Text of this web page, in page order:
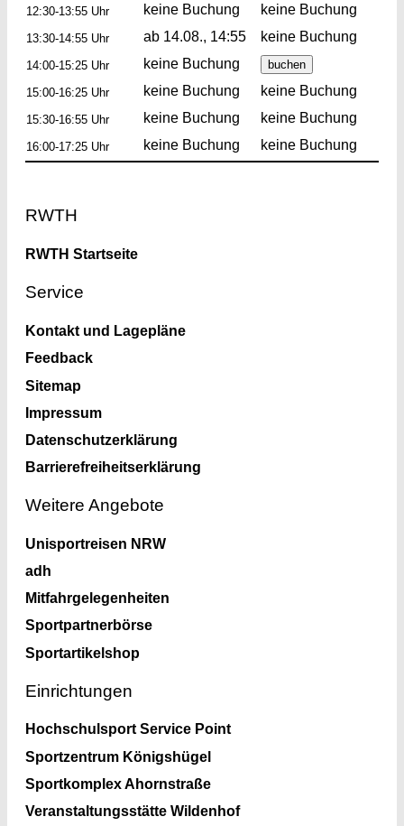
12:30-13:55 Uhr keine Buchung keine Buchung
13:30-14:55 Uhr ab 14.08., 14:55 keine Buchung
14:00-15:25 Uhr keine Buchung
15:00-16:25 Uhr keine Buchung keine Buchung
15:30-16:55 Uhr keine Buchung keine Buchung
16:00-17:25 Uhr keine Buchung keine Buchung
RWTH
RWTH Startseite
Service
Kontakt und Lagepläne
Feedback
Sitemap
Impressum
Datenschutzerklärung
Barrierefreiheitserklärung
Weitere Angebote
Unisportreisen NRW
adh
Mitfahrgelegenheiten
Sportpartnerbörse
Sportartikelshop
Einrichtungen
Hochschulsport Service Point
Sportzentrum Königshügel
Sportkomplex Ahornstraße
Veranstaltungsstätte Wildenhof